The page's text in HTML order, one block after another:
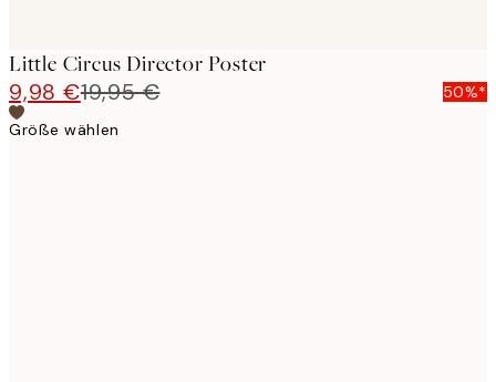
Little Circus Director Poster
9,98 €19,95 €
50%*
Größe wählen